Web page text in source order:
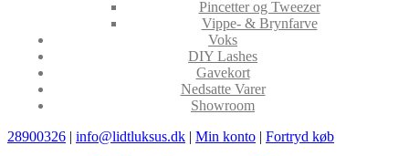
Pincetter og Tweezer
Vippe- & Brynfarve
Voks
DIY Lashes
Gavekort
Nedsatte Varer
Showroom
28900326 | info@lidtluksus.dk | Min konto | Fortryd køb